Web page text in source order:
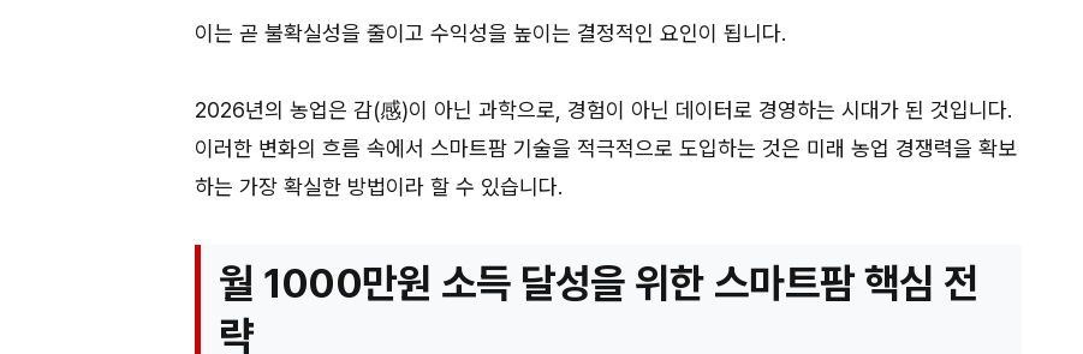
이는 곧 불확실성을 줄이고 수익성을 높이는 결정적인 요인이 됩니다.
2026년의 농업은 감(感)이 아닌 과학으로, 경험이 아닌 데이터로 경영하는 시대가 된 것입니다.
이러한 변화의 흐름 속에서 스마트팜 기술을 적극적으로 도입하는 것은 미래 농업 경쟁력을 확보
하는 가장 확실한 방법이라 할 수 있습니다.
월 1000만원 소득 달성을 위한 스마트팜 핵심 전
략